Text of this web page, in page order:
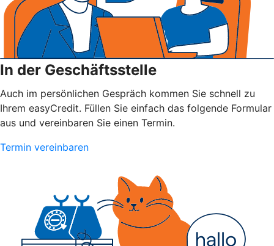
In der Geschäftsstelle
Auch im persönlichen Gespräch kommen Sie schnell zu
Ihrem easyCredit. Füllen Sie einfach das folgende Formular
aus und vereinbaren Sie einen Termin.
Termin vereinbaren